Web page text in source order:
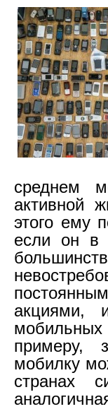
среднем
активной
этого ему
если он в
акциями,
примеру,
мобилку
странах